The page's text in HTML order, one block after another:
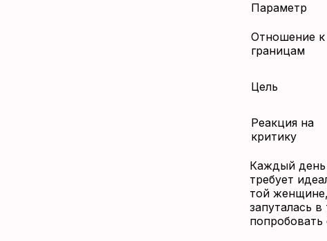
Параметр
Отношение к
границам
Цель
Реакция на
критику
Каждый день
требует
той
запуталась